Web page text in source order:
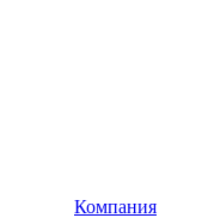
Компания